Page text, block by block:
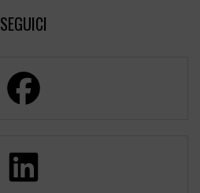
SEGUICI